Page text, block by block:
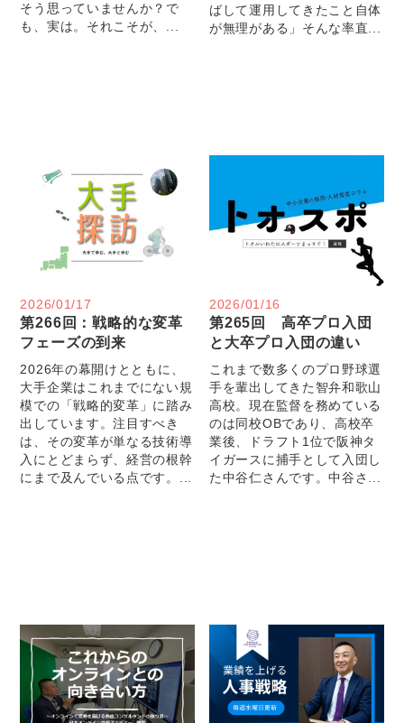
そう思っていませんか？で
も、実は。それこそが、...
ばして運用してきたこと自体
が無理がある」そんな率直...
2026/01/17
第266回：戦略的な変革
フェーズの到来
2026年の幕開けとともに、
大手企業はこれまでにない規
模での「戦略的変革」に踏み
出しています。注目すべき
は、その変革が単なる技術導
入にとどまらず、経営の根幹
にまで及んでいる点です。...
2026/01/16
第265回 高卒プロ入団
と大卒プロ入団の違い
これまで数多くのプロ野球選
手を輩出してきた智弁和歌山
高校。現在監督を務めている
のは同校OBであり、高校卒
業後、ドラフト1位で阪神タ
イガースに捕手として入団し
た中谷仁さんです。中谷さ...